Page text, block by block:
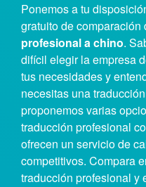
Ponemos a tu
gratuito de comparación
profesional a chino.
difícil elegir la empresa
tus necesidades y
necesitas una
proponemos varias
traducción profesional
ofrecen un servicio de
competitivos. Compara
traducción profesional y